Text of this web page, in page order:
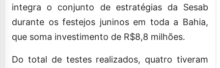
integra o conjunto de estratégias da Sesab
durante os festejos juninos em toda a Bahia,
que soma investimento de R$8,8 milhões.
Do total de testes realizados, quatro tiveram